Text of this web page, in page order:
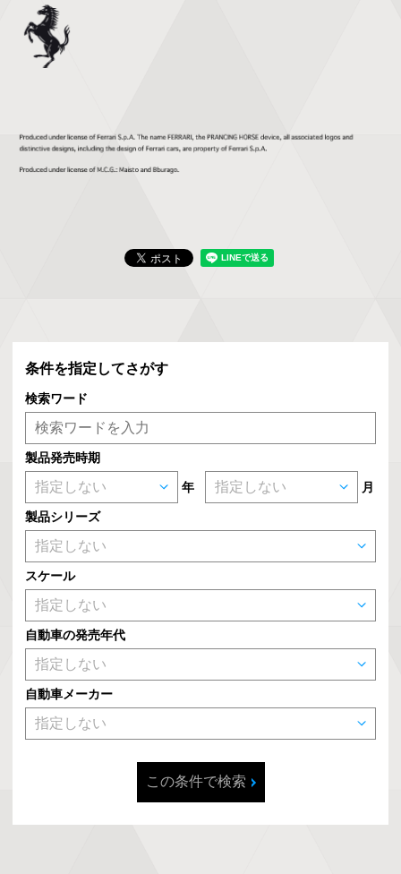
条件を指定してさがす
検索ワード
製品発売時期
年 月
製品シリーズ
スケール
自動車の発売年代
自動車メーカー
この条件で検索